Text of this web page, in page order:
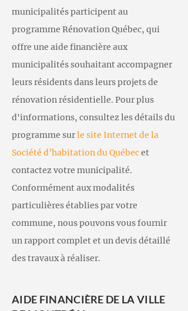
municipalités participent au
programme Rénovation Québec, qui
offre une aide financière aux
municipalités souhaitant accompagner
leurs résidents dans leurs projets de
rénovation résidentielle. Pour plus
d'informations, consultez les détails du
programme surle site Internet de la
Société d’habitation du Québecet
contactez votre municipalité.
Conformément aux modalités
particulières établies par votre
commune, nous pouvons vous fournir
un rapport complet et un devis détaillé
des travaux à réaliser.
AIDE FINANCIÈRE DE LA VILLE